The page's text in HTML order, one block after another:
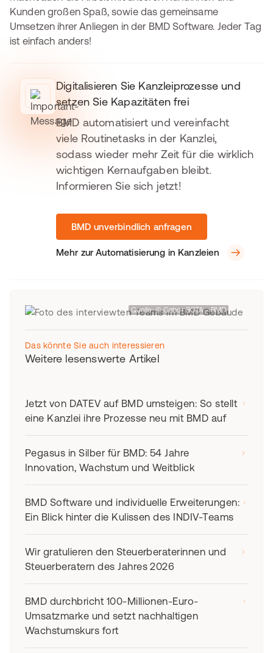
Kunden großen Spaß, sowie das gemeinsame
Umsetzen ihrer Anliegen in der BMD Software. Jeder Tag
ist einfach anders!
Digitalisieren Sie Kanzleiprozesse und
setzen Sie Kapazitäten frei
BMD automatisiert und vereinfacht
viele Routinetasks in der Kanzlei,
sodass wieder mehr Zeit für die wirklich
wichtigen Kernaufgaben bleibt.
Informieren Sie sich jetzt!
BMD unverbindlich anfragen
Mehr zur Automatisierung in Kanzleien
Quelle: © Gabor BOTA - BMD
Das könnte Sie auch interessieren
Weitere lesenswerte Artikel
Jetzt von DATEV auf BMD umsteigen: So stellt
eine Kanzlei ihre Prozesse neu mit BMD auf
Pegasus in Silber für BMD: 54 Jahre
Innovation, Wachstum und Weitblick
BMD Software und individuelle Erweiterungen:
Ein Blick hinter die Kulissen des INDIV-Teams
Wir gratulieren den Steuerberaterinnen und
Steuerberatern des Jahres 2026
BMD durchbricht 100-Millionen-Euro-
Umsatzmarke und setzt nachhaltigen
Wachstumskurs fort